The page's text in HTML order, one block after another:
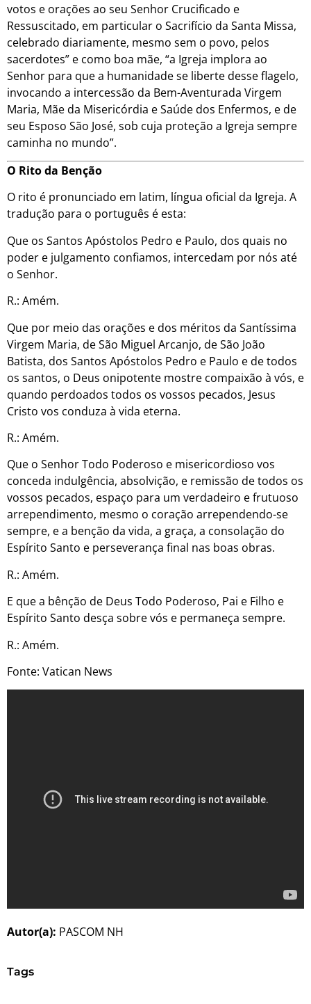
votos e orações ao seu Senhor Crucificado e
Ressuscitado, em particular o Sacrifício da Santa Missa,
celebrado diariamente, mesmo sem o povo, pelos
sacerdotes” e como boa mãe, “a Igreja implora ao
Senhor para que a humanidade se liberte desse flagelo,
invocando a intercessão da Bem-Aventurada Virgem
Maria, Mãe da Misericórdia e Saúde dos Enfermos, e de
seu Esposo São José, sob cuja proteção a Igreja sempre
caminha no mundo”.
O Rito da Benção
O rito é pronunciado em latim, língua oficial da Igreja. A
tradução para o português é esta:
Que os Santos Apóstolos Pedro e Paulo, dos quais no
poder e julgamento confiamos, intercedam por nós até
o Senhor.
R.: Amém.
Que por meio das orações e dos méritos da Santíssima
Virgem Maria, de São Miguel Arcanjo, de São João
Batista, dos Santos Apóstolos Pedro e Paulo e de todos
os santos, o Deus onipotente mostre compaixão à vós, e
quando perdoados todos os vossos pecados, Jesus
Cristo vos conduza à vida eterna.
R.: Amém.
Que o Senhor Todo Poderoso e misericordioso vos
conceda indulgência, absolvição, e remissão de todos os
vossos pecados, espaço para um verdadeiro e frutuoso
arrependimento, mesmo o coração arrependendo-se
sempre, e a benção da vida, a graça, a consolação do
Espírito Santo e perseverança final nas boas obras.
R.: Amém.
E que a bênção de Deus Todo Poderoso, Pai e Filho e
Espírito Santo desça sobre vós e permaneça sempre.
R.: Amém.
Fonte: Vatican News
Autor(a): PASCOM NH
Tags